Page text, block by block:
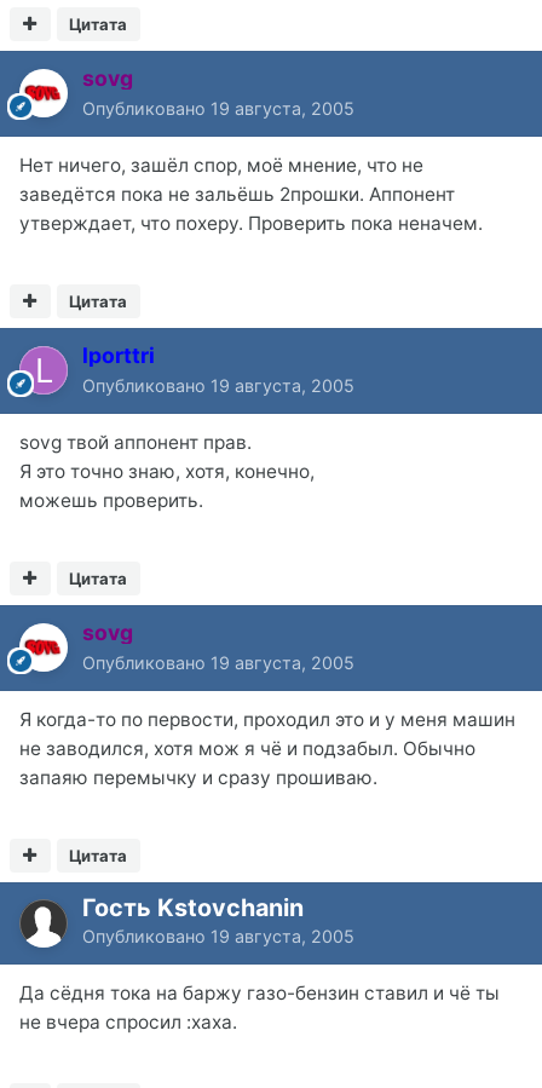
Цитата
sovg
Опубликовано 19 августа, 2005
Нет ничего, зашёл спор, моё мнение, что не
заведётся пока не зальёшь 2прошки. Аппонент
утверждает, что похеру. Проверить пока неначем.
Цитата
lporttri
Опубликовано 19 августа, 2005
sovg твой аппонент прав.
Я это точно знаю, хотя, конечно,
можешь проверить.
Цитата
sovg
Опубликовано 19 августа, 2005
Я когда-то по первости, проходил это и у меня машин
не заводился, хотя мож я чё и подзабыл. Обычно
запаяю перемычку и сразу прошиваю.
Цитата
Гость Kstovchanin
Опубликовано 19 августа, 2005
Да сёдня тока на баржу газо-бензин ставил и чё ты
не вчера спросил :xaxa.